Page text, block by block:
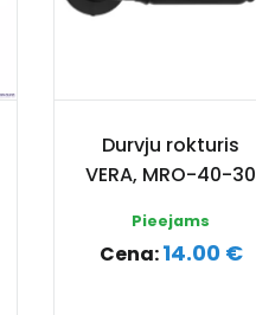
Durvju rokturis
VERA, MRO-40-30
Pieejams
Cena:14.00 €